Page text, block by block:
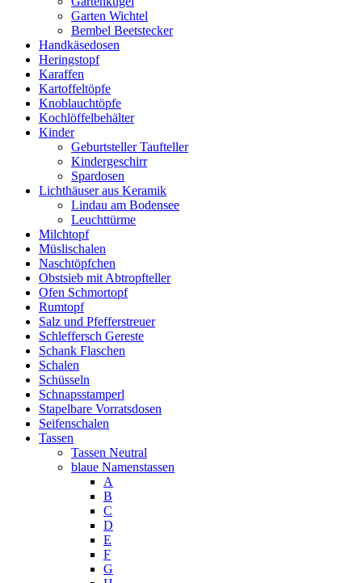
Garten Wichtel
Bembel Beetstecker
Handkäsedosen
Heringstopf
Karaffen
Kartoffeltöpfe
Knoblauchtöpfe
Kochlöffelbehälter
Kinder
Geburtsteller Taufteller
Kindergeschirr
Spardosen
Lichthäuser aus Keramik
Lindau am Bodensee
Leuchttürme
Milchtopf
Müslischalen
Naschtöpfchen
Obstsieb mit Abtropfteller
Ofen Schmortopf
Rumtopf
Salz und Pfefferstreuer
Schleffersch Gereste
Schank Flaschen
Schalen
Schüsseln
Schnapsstamperl
Stapelbare Vorratsdosen
Seifenschalen
Tassen
Tassen Neutral
blaue Namenstassen
A
B
C
D
E
F
G